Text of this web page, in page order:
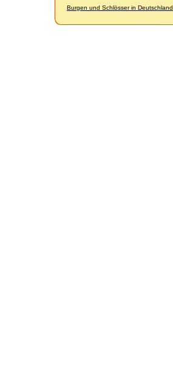
Burgen und Schlösser in Deutschland